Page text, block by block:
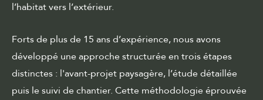
l’habitat vers l’extérieur.
Forts de plus de 15 ans d’expérience, nous avons
développé une approche structurée en trois étapes
distinctes : l'avant-projet paysagère, l’étude détaillée
puis le suivi de chantier. Cette méthodologie éprouvée